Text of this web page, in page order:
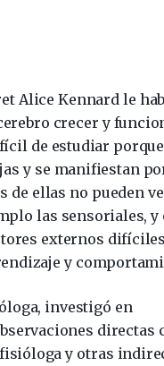
Alice Kennard le
crecer y
de estudiar
y se manifiestan
de ellas no pueden
las sensoriales, y
externos
y
investigó en
directas
y otras